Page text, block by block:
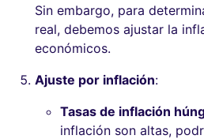
Sin embargo, para
real, debemos ajustar la
económicos.
Ajuste por inflación:
Tasas de inflación
inflación son altas,